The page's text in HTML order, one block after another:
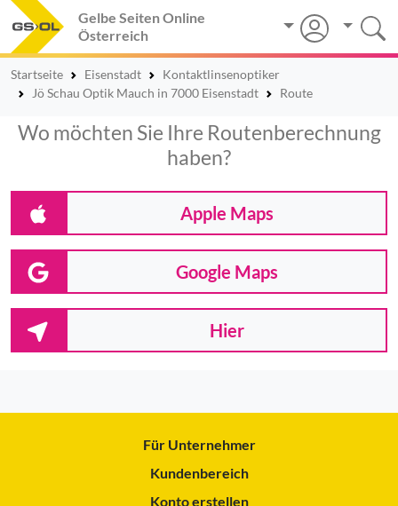
Gelbe Seiten Online
Österreich
Startseite Eisenstadt
Kontaktlinsenoptiker
Jö Schau Optik Mauch in 7000 Eisenstadt
Route
Wo möchten Sie Ihre Routenberechnung
haben?
Apple Maps
Google Maps
Hier
Für Unternehmer
Kundenbereich
Konto erstellen